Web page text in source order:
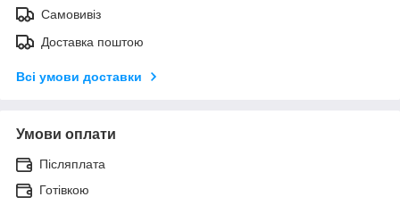
Самовивіз
Доставка поштою
Всі умови доставки
Умови оплати
Післяплата
Готівкою